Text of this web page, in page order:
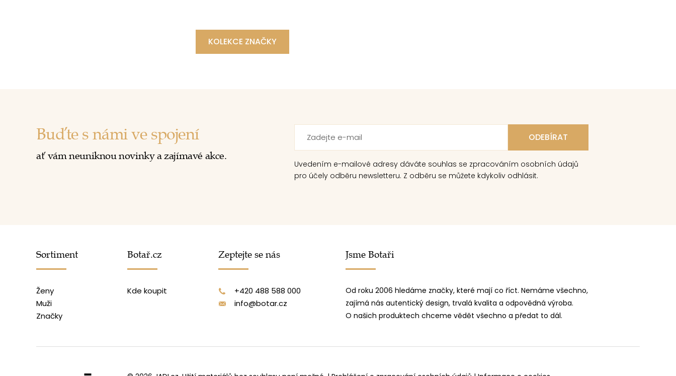
KOLEKCE ZNAČKY
Buďte s námi ve spojení
ať vám neuniknou novinky a zajímavé akce.
Uvedením e-mailové adresy dáváte souhlas se zpracováním osobních údajů
pro účely odběru newsletteru. Z odběru se můžete kdykoliv odhlásit.
Sortiment
Ženy
Muži
Značky
Botař.cz
Kde koupit
Zeptejte se nás
+420 488 588 000
info@botar.cz
Jsme Botaři
Od roku 2006 hledáme značky, které mají co říct. Nemáme všechno,
zajímá nás autentický design, trvalá kvalita a odpovědná výroba.
O našich produktech chceme vědět všechno a předat to dál.